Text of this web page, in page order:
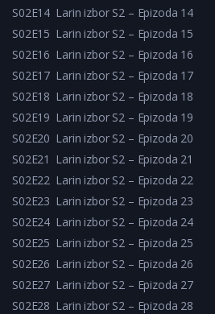
S02E14 Larin izbor S2 – Epizoda 14
S02E15 Larin izbor S2 – Epizoda 15
S02E16 Larin izbor S2 – Epizoda 16
S02E17 Larin izbor S2 – Epizoda 17
S02E18 Larin izbor S2 – Epizoda 18
S02E19 Larin izbor S2 – Epizoda 19
S02E20 Larin izbor S2 – Epizoda 20
S02E21 Larin izbor S2 – Epizoda 21
S02E22 Larin izbor S2 – Epizoda 22
S02E23 Larin izbor S2 – Epizoda 23
S02E24 Larin izbor S2 – Epizoda 24
S02E25 Larin izbor S2 – Epizoda 25
S02E26 Larin izbor S2 – Epizoda 26
S02E27 Larin izbor S2 – Epizoda 27
S02E28 Larin izbor S2 – Epizoda 28